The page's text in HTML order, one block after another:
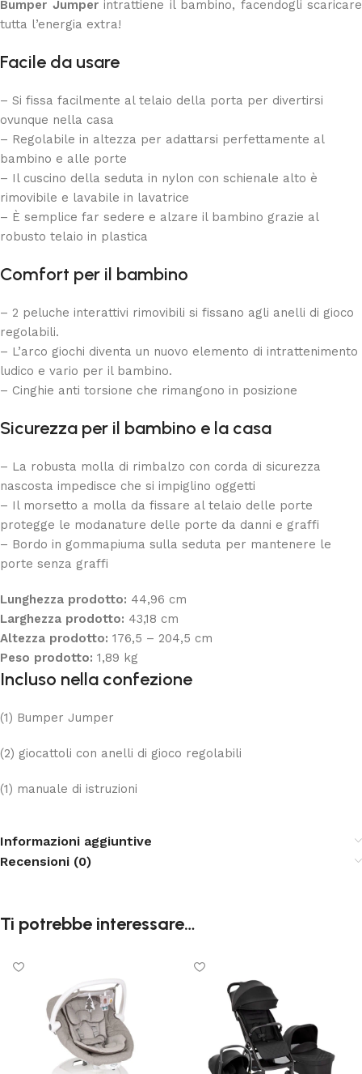
Bumper Jumperintrattiene il bambino, facendogli scaricare
tutta l’energia extra!
Facile da usare
– Si fissa facilmente al telaio della porta per divertirsi
ovunque nella casa
– Regolabile in altezza per adattarsi perfettamente al
bambino e alle porte
– Il cuscino della seduta in nylon con schienale alto è
rimovibile e lavabile in lavatrice
– È semplice far sedere e alzare il bambino grazie al
robusto telaio in plastica
Comfort per il bambino
– 2 peluche interattivi rimovibili si fissano agli anelli di gioco
regolabili.
– L’arco giochi diventa un nuovo elemento di intrattenimento
ludico e vario per il bambino.
– Cinghie anti torsione che rimangono in posizione
Sicurezza per il bambino e la casa
– La robusta molla di rimbalzo con corda di sicurezza
nascosta impedisce che si impiglino oggetti
– Il morsetto a molla da fissare al telaio delle porte
protegge le modanature delle porte da danni e graffi
– Bordo in gommapiuma sulla seduta per mantenere le
porte senza graffi
Lunghezza prodotto: 44,96 cm
Larghezza prodotto: 43,18 cm
Altezza prodotto: 176,5 – 204,5 cm
Peso prodotto: 1,89 kg
Incluso nella confezione
(1) Bumper Jumper
(2) giocattoli con anelli di gioco regolabili
(1) manuale di istruzioni
Informazioni aggiuntive
Recensioni (0)
Ti potrebbe interessare…